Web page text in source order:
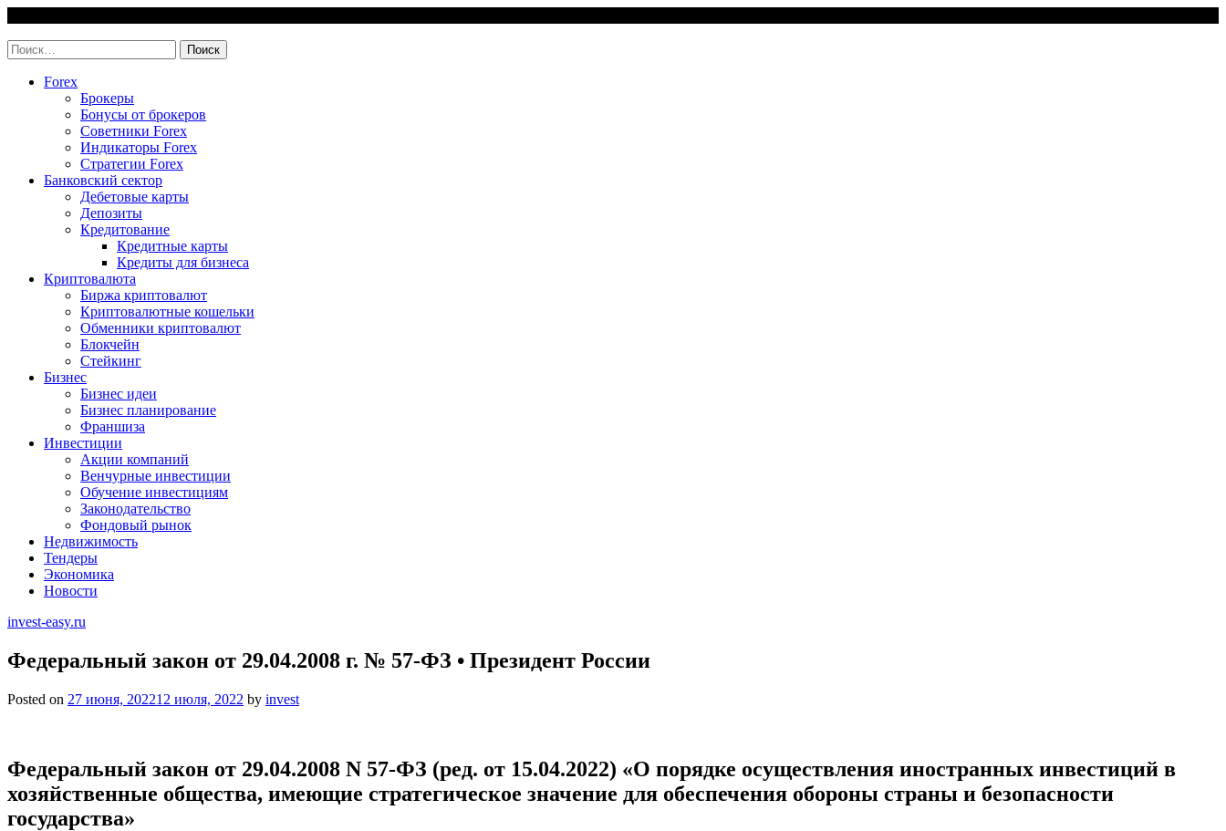
content
Найти:
Forex
Брокеры
Бонусы от брокеров
Советники Forex
Индикаторы Forex
Стратегии Forex
Банковский сектор
Дебетовые карты
Депозиты
Кредитование
Кредитные карты
Кредиты для бизнеса
Криптовалюта
Биржа криптовалют
Криптовалютные кошельки
Обменники криптовалют
Блокчейн
Стейкинг
Бизнес
Бизнес идеи
Бизнес планирование
Франшиза
Инвестиции
Акции компаний
Венчурные инвестиции
Обучение инвестициям
Законодательство
Фондовый рынок
Недвижимость
Тендеры
Экономика
Новости
invest-easy.ru
Федеральный закон от 29.04.2008 г. № 57-ФЗ • Президент России
Posted on 27 июня, 202212 июля, 2022 by invest
Федеральный закон от 29.04.2008 N 57-ФЗ (ред. от 15.04.2022) «О порядке осуществления иностранных инвестиций в
хозяйственные общества, имеющие стратегическое значение для обеспечения обороны страны и безопасности
государства»